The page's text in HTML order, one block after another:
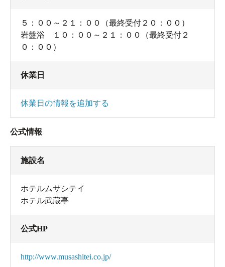
５：００～２１：００（最終受付２０：００）
岩盤浴 １０：００～２１：００（最終受付２
０：００）
休業日
休業日の情報を追加する
公式情報
施設名
ホテルムサシテイ
ホテル武蔵亭
公式HP
http://www.musashitei.co.jp/